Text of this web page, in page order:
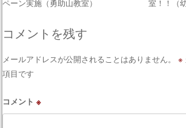
Post navigation
ペーン実施（勇助山教室）
室！！（
コメントを残す
メールアドレスが公開されることはありません。 ※
項目です
コメント※